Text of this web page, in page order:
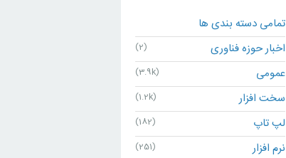
تمامی دسته بندی ها
اخبار حوزه فناوری
(2)
عمومی (3.9k)
سخت افزار (1.2k)
لپ تاپ (182)
نرم افزار (251)